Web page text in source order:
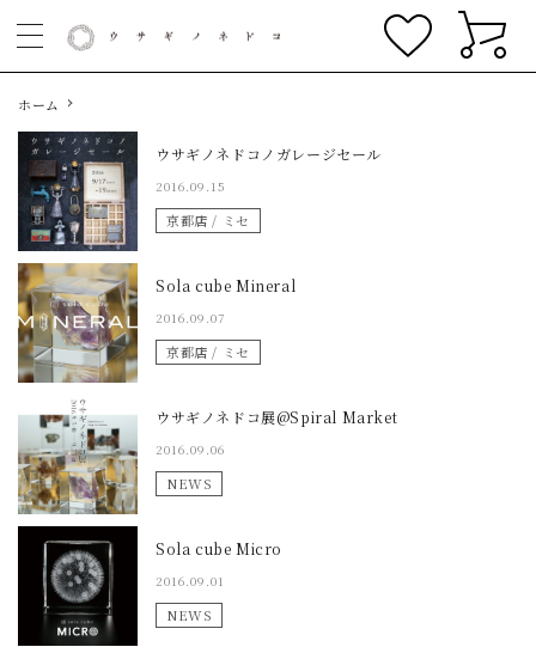
ホーム
ウサギノネドコノガレージセール
2016.09.15
京都店 / ミセ
Sola cube Mineral
2016.09.07
京都店 / ミセ
ウサギノネドコ展@Spiral Market
2016.09.06
NEWS
Sola cube Micro
2016.09.01
NEWS